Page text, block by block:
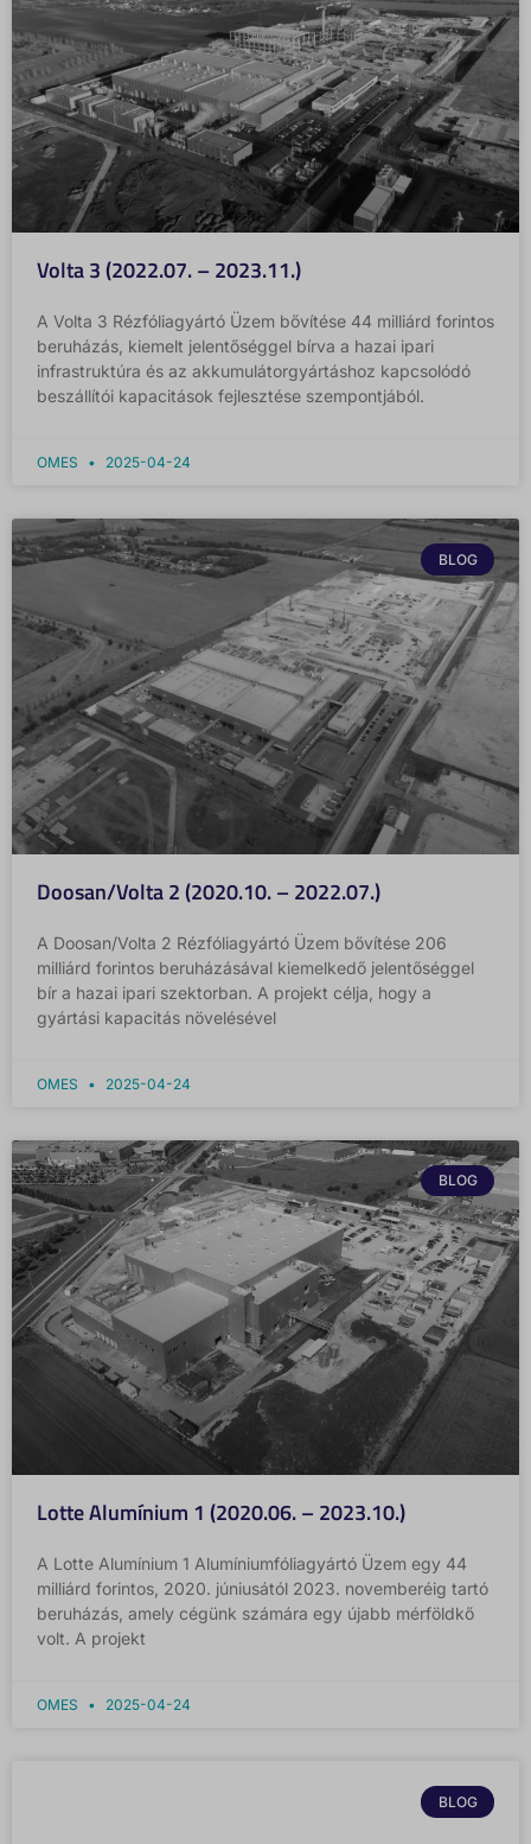
Volta 3 (2022.07. – 2023.11.)
A Volta 3 Rézfóliagyártó Üzem bővítése 44 milliárd forintos
beruházás, kiemelt jelentőséggel bírva a hazai ipari
infrastruktúra és az akkumulátorgyártáshoz kapcsolódó
beszállítói kapacitások fejlesztése szempontjából.
OMES 2025-04-24
BLOG
Doosan/Volta 2 (2020.10. – 2022.07.)
A Doosan/Volta 2 Rézfóliagyártó Üzem bővítése 206
milliárd forintos beruházásával kiemelkedő jelentőséggel
bír a hazai ipari szektorban. A projekt célja, hogy a
gyártási kapacitás növelésével
OMES 2025-04-24
BLOG
Lotte Alumínium 1 (2020.06. – 2023.10.)
A Lotte Alumínium 1 Alumíniumfóliagyártó Üzem egy 44
milliárd forintos, 2020. júniusától 2023. novemberéig tartó
beruházás, amely cégünk számára egy újabb mérföldkő
volt. A projekt
OMES 2025-04-24
BLOG